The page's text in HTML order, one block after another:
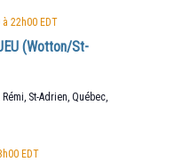
(Wotton/St-
à 22h00 EDT
St-Adrien, Québec,
EDT